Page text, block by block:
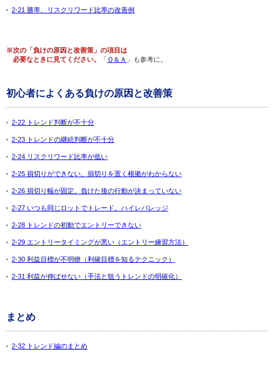
2-21 勝率、リスクリワード比率の改善例
※次の「負けの原因と改善策」の項目は
必要なときに見てください。
「 Ｑ＆Ａ 」も参考に。
初心者によくある負けの原因と改善策
2-22 トレンド判断が不十分
2-23 トレンドの継続判断が不十分
2-24 リスクリワード比率が低い
2-25 損切りができない。損切りを置く根拠がわからない
2-26 損切り幅が固定。負けた後の行動が決まっていない
2-27 いつも同じロットでトレード。ハイレバレッジ
2-28 トレンドの初動でエントリーできない
2-29 エントリータイミングが悪い（エントリー練習方法）
2-30 利益目標が不明瞭（利確目標を知るテクニック）
2-31 利益が伸ばせない（手法と狙うトレンドの明確化）
まとめ
2-32 トレンド編のまとめ